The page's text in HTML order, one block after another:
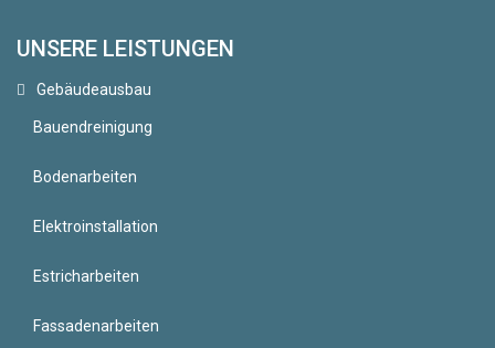
UNSERE LEISTUNGEN
Gebäudeausbau
Bauendreinigung
Bodenarbeiten
Elektroinstallation
Estricharbeiten
Fassadenarbeiten